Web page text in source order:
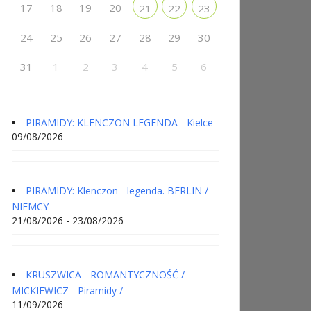
17 18 19 20 21 22 23
24 25 26 27 28 29 30
31 1 2 3 4 5 6
PIRAMIDY: KLENCZON LEGENDA - Kielce
09/08/2026
PIRAMIDY: Klenczon - legenda. BERLIN /
NIEMCY
21/08/2026 - 23/08/2026
KRUSZWICA - ROMANTYCZNOŚĆ /
MICKIEWICZ - Piramidy /
11/09/2026